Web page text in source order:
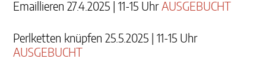
Emaillieren 27.4.2025 | 11-15 Uhr AUSGEBUCHT
Perlketten knüpfen 25.5.2025 | 11-15 Uhr
AUSGEBUCHT